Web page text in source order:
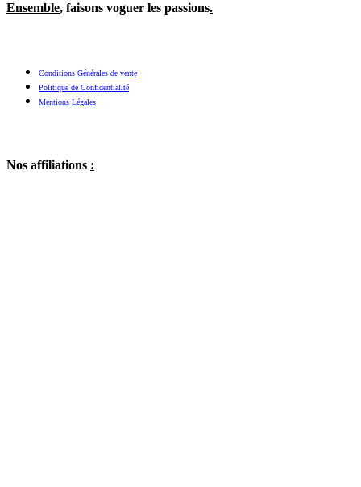
Ensemble, faisons voguer les passions.
Conditions Générales de vente
Politique de Confidentialité
Mentions Légales
Nos affiliations :